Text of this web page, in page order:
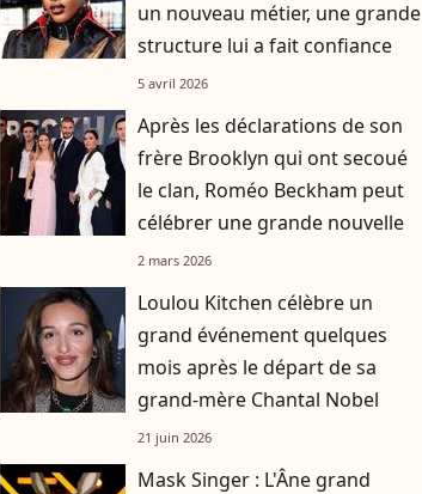
un nouveau métier, une grande
structure lui a fait confiance
5 avril 2026
Après les déclarations de son
frère Brooklyn qui ont secoué
le clan, Roméo Beckham peut
célébrer une grande nouvelle
2 mars 2026
Loulou Kitchen célèbre un
grand événement quelques
mois après le départ de sa
grand-mère Chantal Nobel
21 juin 2026
Mask Singer : L'Âne grand